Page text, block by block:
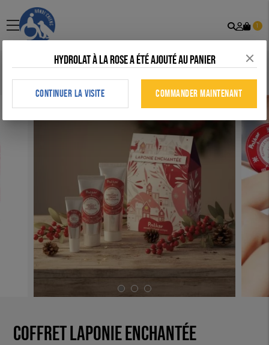
menu
Mon
1
Accueil>Tous nos produits>Maison>Coffret Laponie Enchantée
Coffret Laponie Enchantée
Hydrolat à la rose a été ajouté au panier
CONTINUER LA VISITE COMMANDER MAINTENANT